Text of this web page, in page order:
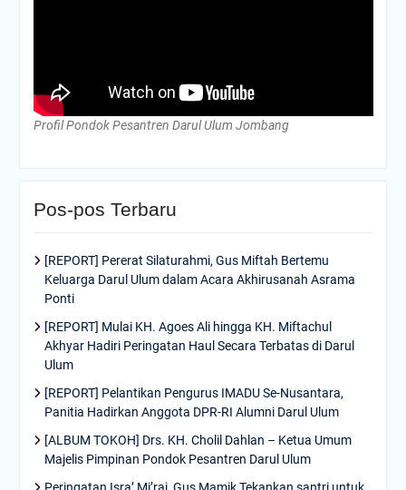
Profil Pondok Pesantren Darul Ulum Jombang
Pos-pos Terbaru
[REPORT] Pererat Silaturahmi, Gus Miftah Bertemu
Keluarga Darul Ulum dalam Acara Akhirusanah Asrama
Ponti
[REPORT] Mulai KH. Agoes Ali hingga KH. Miftachul
Akhyar Hadiri Peringatan Haul Secara Terbatas di Darul
Ulum
[REPORT] Pelantikan Pengurus IMADU Se-Nusantara,
Panitia Hadirkan Anggota DPR-RI Alumni Darul Ulum
[ALBUM TOKOH] Drs. KH. Cholil Dahlan – Ketua Umum
Majelis Pimpinan Pondok Pesantren Darul Ulum
Peringatan Isra’ Mi’raj, Gus Mamik Tekankan santri untuk